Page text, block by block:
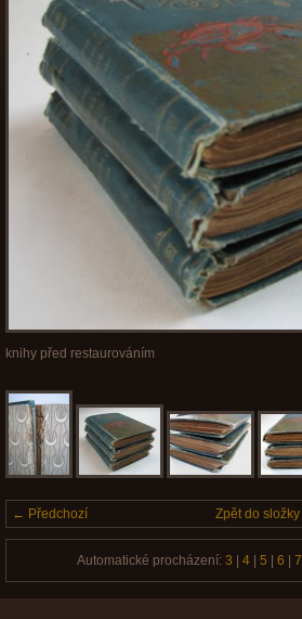
knihy před restaurováním
← Předchozí Zpět do složky
Automatické procházení: 3 | 4| 5 | 6 | 7